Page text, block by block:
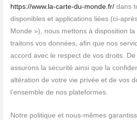
https://www.la-carte-du-monde.fr/ dans
disponibles et applications liées (ci-
Monde »), nous mettons à disposition
traitons vos données, afin que nos
accord avec le respect de vos droits.
assurons la sécurité ainsi que la
altération de votre vie privée et de vos
l’ensemble de nos plateformes.
Notre politique et nous-mêmes